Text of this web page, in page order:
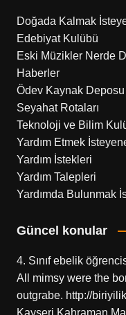
Doğada Kalmak
Edebiyat Kulübü
Eski Müzikler Nerde
Haberler
Ödev Kaynak Deposu
Seyahat Rotaları
Teknoloji ve Bilim
Yardım Etmek
Yardım İstekleri
Yardım Talepleri
Yardımda Bulunmak
Güncel konular
4. Sınıf ebelik
All mimsy were the
outgrabe. http://
Kayseri Kahraman